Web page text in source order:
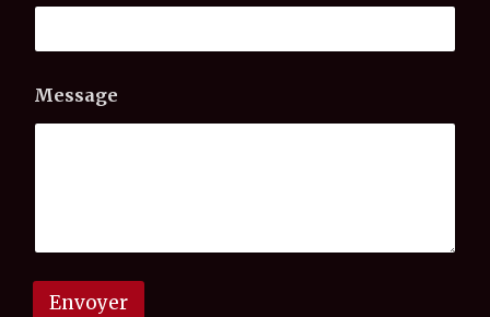
o
m
*
Message
Envoyer